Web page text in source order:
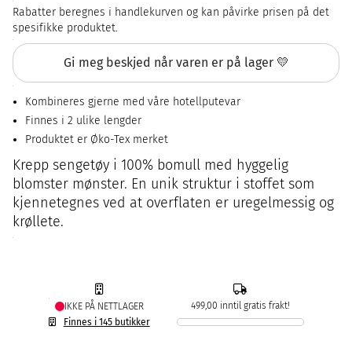
Rabatter beregnes i handlekurven og kan påvirke prisen på det
spesifikke produktet.
Gi meg beskjed når varen er på lager 💛
Kombineres gjerne med våre hotellputevar
Finnes i 2 ulike lengder
Produktet er Øko-Tex merket
Krepp sengetøy i 100% bomull med hyggelig
blomster mønster. En unik struktur i stoffet som
kjennetegnes ved at overflaten er uregelmessig og
krøllete.
IKKE PÅ NETTLAGER
Finnes i 145 butikker
499,00 inntil gratis frakt!